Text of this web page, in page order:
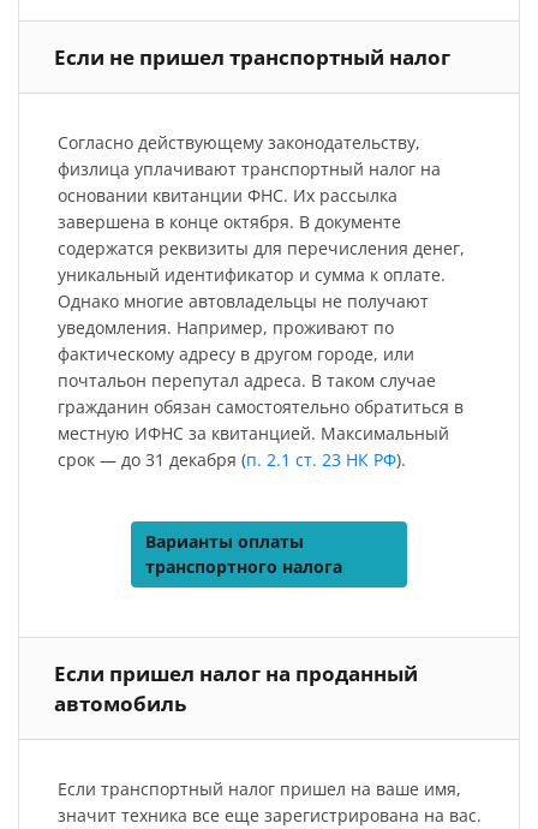
Если не пришел транспортный налог
Согласно действующему законодательству,
физлица уплачивают транспортный налог на
основании квитанции ФНС. Их рассылка
завершена в конце октября. В документе
содержатся реквизиты для перечисления денег,
уникальный идентификатор и сумма к оплате.
Однако многие автовладельцы не получают
уведомления. Например, проживают по
фактическому адресу в другом городе, или
почтальон перепутал адреса. В таком случае
гражданин обязан самостоятельно обратиться в
местную ИФНС за квитанцией. Максимальный
срок — до 31 декабря (п. 2.1 ст. 23 НК РФ).
Варианты оплаты
транспортного налога
Если пришел налог на проданный
автомобиль
Если транспортный налог пришел на ваше имя,
значит техника все еще зарегистрирована на вас.